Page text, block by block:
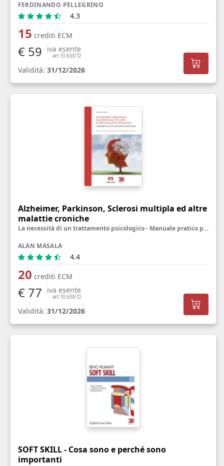
FERDINANDO PELLEGRINO
4.3
15 crediti ECM
€ 59 iva esente
art.10 633/72
Validità: 31/12/2026
Alzheimer, Parkinson, Sclerosi multipla ed altre
malattie croniche
La necessità di un trattamento psicologico - Manuale pratico per personale sanitario, famigliari ed utenti
ALAN MASALA
4.4
20 crediti ECM
€ 77 iva esente
art.10 633/72
Validità: 31/12/2026
SOFT SKILL - Cosa sono e perché sono
importanti